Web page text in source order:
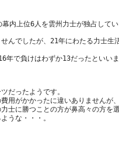
んでしたが、21年にわたる力士生
だったようです。
用がかかったに違いありませんが
士に勝つことの方が鼻高々の方を